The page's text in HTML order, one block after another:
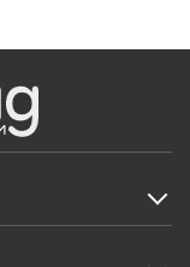
A22 4G/
Galaxy A22
A22 4G